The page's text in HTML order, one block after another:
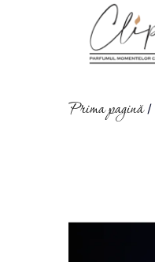
Prima pagină /